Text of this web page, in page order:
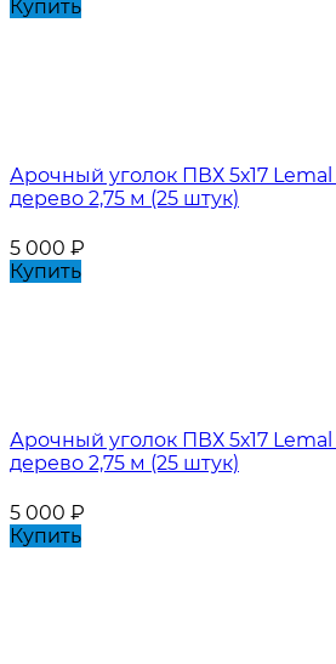
Купить
Арочный уголок ПВХ 5х17 Lemal
дерево 2,75 м (25 штук)
5 000 ₽
Купить
Арочный уголок ПВХ 5х17 Lemal
дерево 2,75 м (25 штук)
5 000 ₽
Купить